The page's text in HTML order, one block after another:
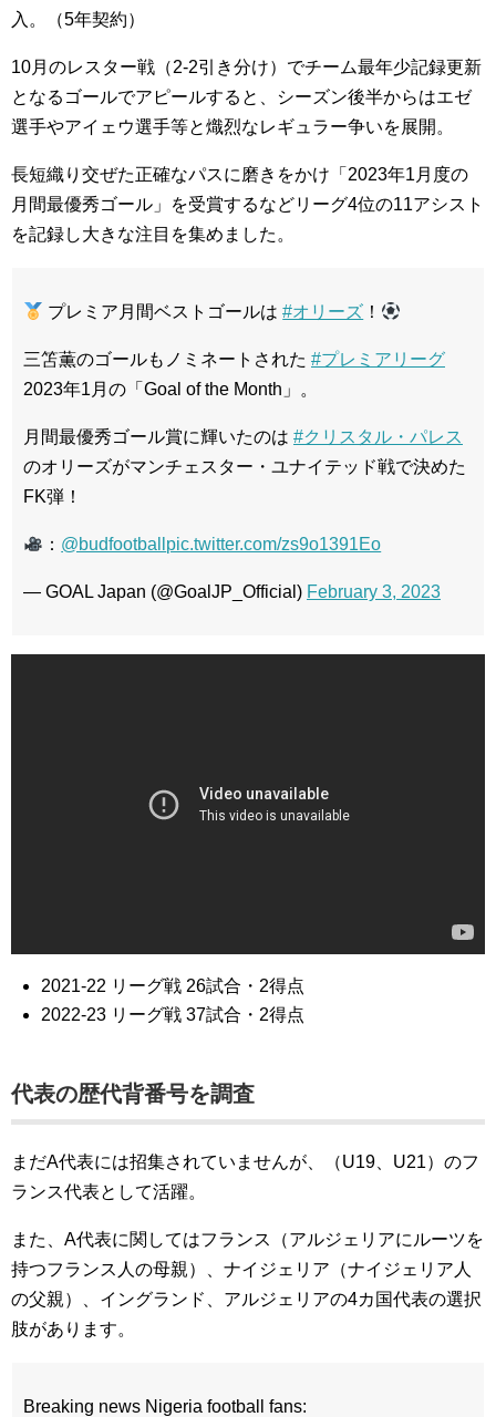
入。（5年契約）
10月のレスター戦（2-2引き分け）でチーム最年少記録更新
となるゴールでアピールすると、シーズン後半からはエゼ
選手やアイェウ選手等と熾烈なレギュラー争いを展開。
長短織り交ぜた正確なパスに磨きをかけ「2023年1月度の
月間最優秀ゴール」を受賞するなどリーグ4位の11アシスト
を記録し大きな注目を集めました。
プレミア月間ベストゴールは#オリーズ ！
三笘薫のゴールもノミネートされた #プレミアリーグ
2023年1月の「Goal of the Month」。
月間最優秀ゴール賞に輝いたのは #クリスタル・パレス
のオリーズがマンチェスター・ユナイテッド戦で決めた
FK弾！
： @budfootball pic.twitter.com/zs9o1391Eo
— GOAL Japan (@GoalJP_Official) February 3, 2023
2021-22 リーグ戦 26試合・2得点
2022-23 リーグ戦 37試合・2得点
代表の歴代背番号を調査
まだA代表には招集されていませんが、（U19、U21）のフ
ランス代表として活躍。
また、A代表に関してはフランス（アルジェリアにルーツを
持つフランス人の母親）、ナイジェリア（ナイジェリア人
の父親）、イングランド、アルジェリアの4カ国代表の選択
肢があります。
Breaking news Nigeria football fans: